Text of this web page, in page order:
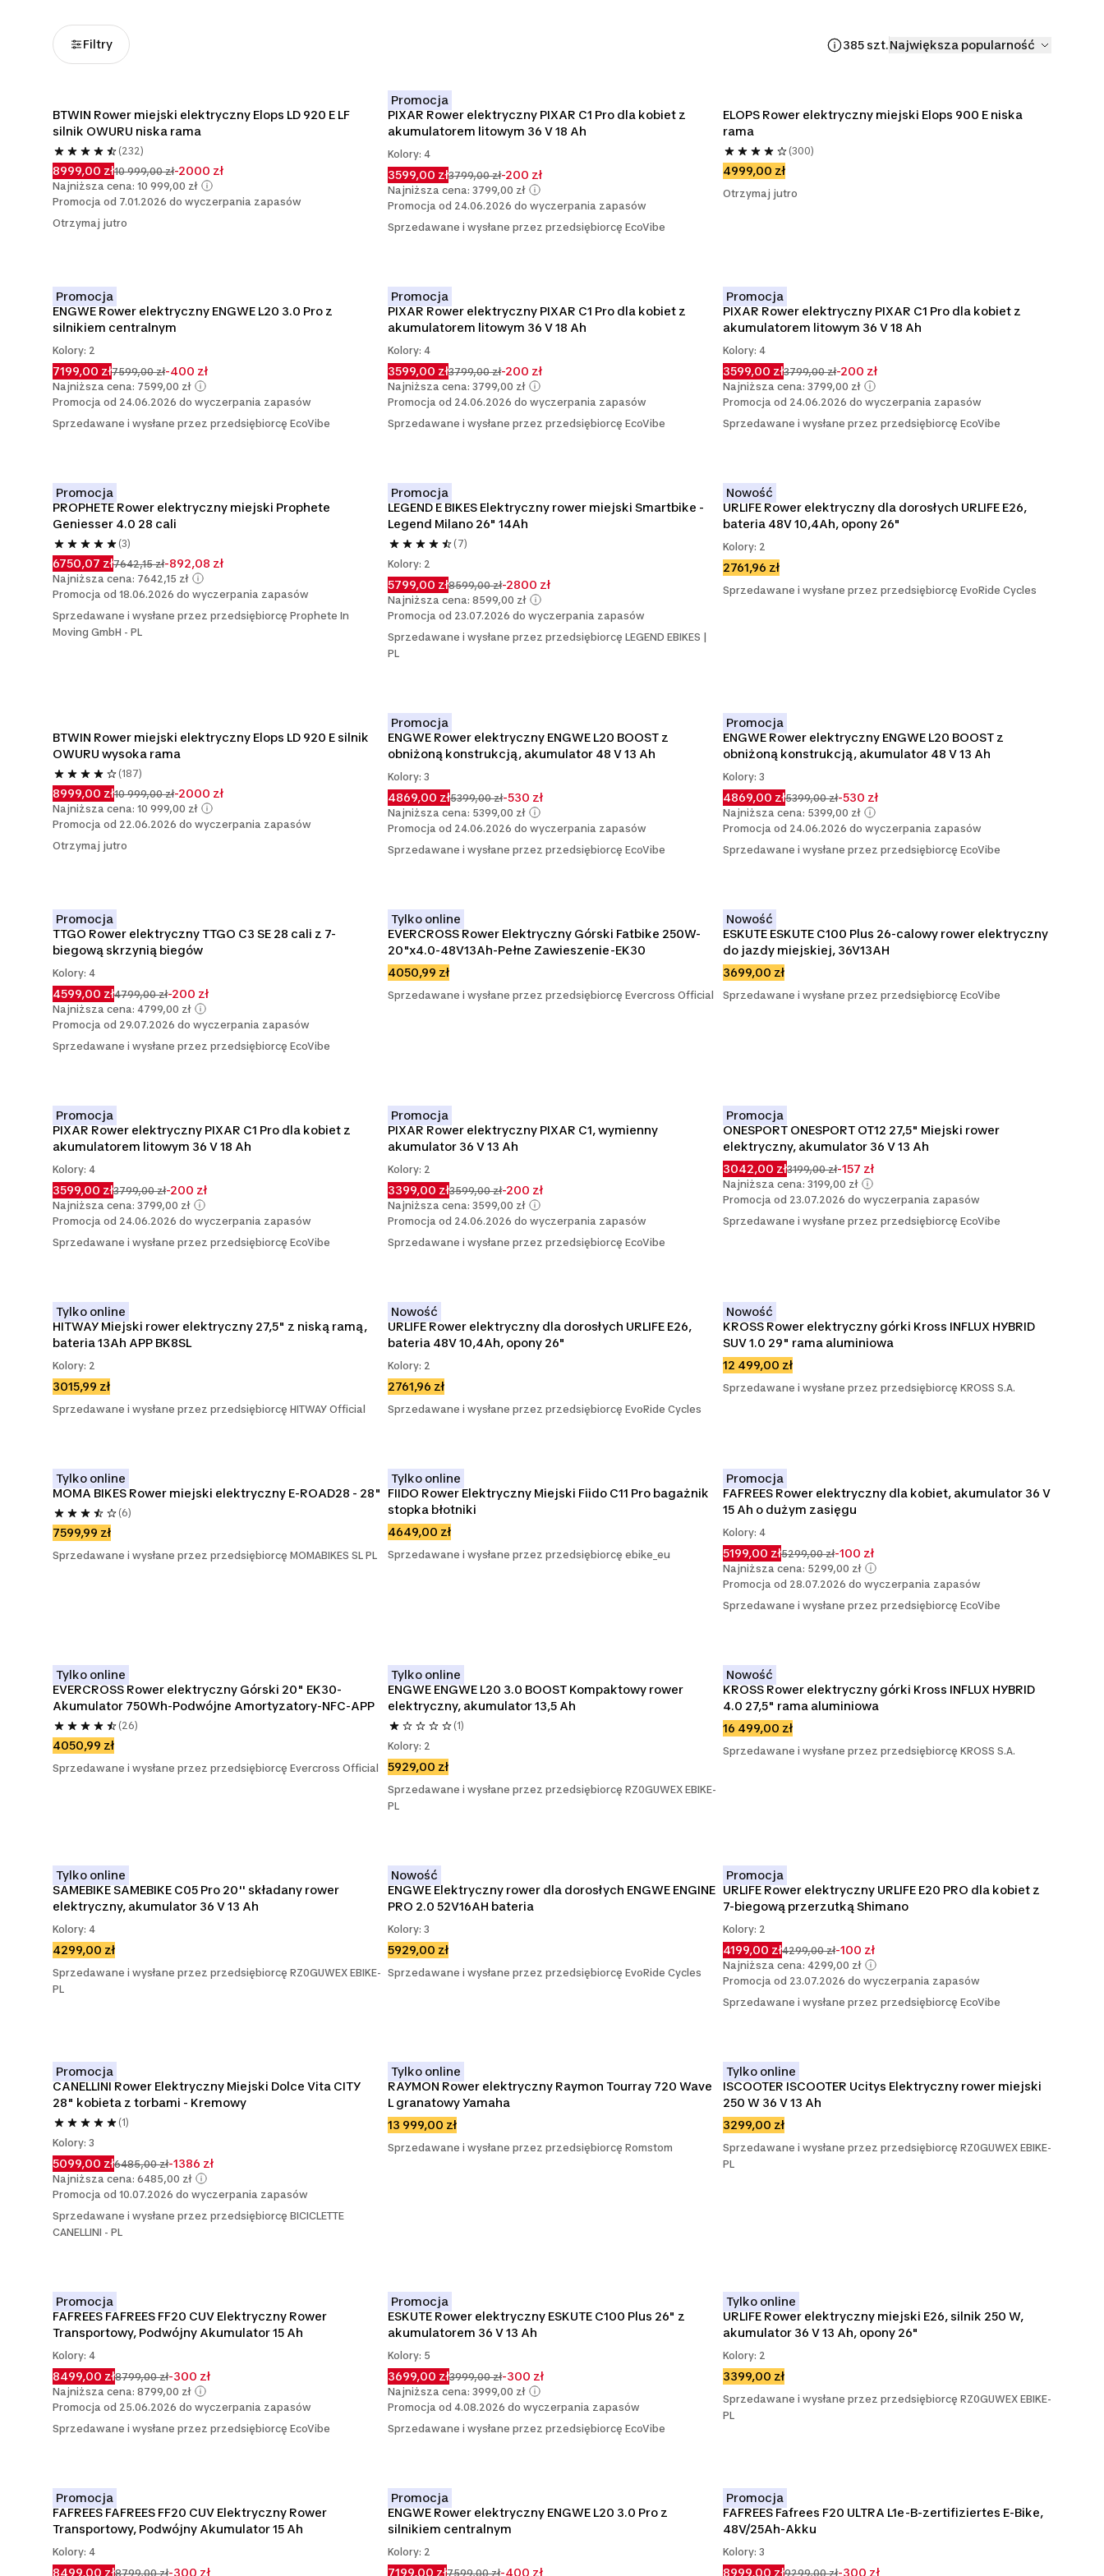
Filtry 385 szt.Największa popularność
BTWIN Rower miejski elektryczny Elops LD 920 E LF
silnik OWURU niska rama
(232)
8999,00 zł10 999,00 zł-2000 zł
Najniższa cena: 10 999,00 zł
Promocja od 7.01.2026 do wyczerpania zapasów
Otrzymaj jutro
Promocja
PIXAR Rower elektryczny PIXAR C1 Pro dla kobiet z
akumulatorem litowym 36 V 18 Ah
Kolory: 4
3599,00 zł3799,00 zł-200 zł
Najniższa cena: 3799,00 zł
Promocja od 24.06.2026 do wyczerpania zapasów
Sprzedawane i wysłane przez przedsiębiorcę EcoVibe
ELOPS Rower elektryczny miejski Elops 900 E niska
rama
(300)
4999,00 zł
Otrzymaj jutro
Promocja
ENGWE Rower elektryczny ENGWE L20 3.0 Pro z
silnikiem centralnym
Kolory: 2
7199,00 zł7599,00 zł-400 zł
Najniższa cena: 7599,00 zł
Promocja od 24.06.2026 do wyczerpania zapasów
Sprzedawane i wysłane przez przedsiębiorcę EcoVibe
Promocja
PIXAR Rower elektryczny PIXAR C1 Pro dla kobiet z
akumulatorem litowym 36 V 18 Ah
Kolory: 4
3599,00 zł3799,00 zł-200 zł
Najniższa cena: 3799,00 zł
Promocja od 24.06.2026 do wyczerpania zapasów
Sprzedawane i wysłane przez przedsiębiorcę EcoVibe
Promocja
PIXAR Rower elektryczny PIXAR C1 Pro dla kobiet z
akumulatorem litowym 36 V 18 Ah
Kolory: 4
3599,00 zł3799,00 zł-200 zł
Najniższa cena: 3799,00 zł
Promocja od 24.06.2026 do wyczerpania zapasów
Sprzedawane i wysłane przez przedsiębiorcę EcoVibe
Promocja
PROPHETE Rower elektryczny miejski Prophete
Geniesser 4.0 28 cali
(3)
6750,07 zł7642,15 zł-892,08 zł
Najniższa cena: 7642,15 zł
Promocja od 18.06.2026 do wyczerpania zapasów
Sprzedawane i wysłane przez przedsiębiorcę Prophete In
Moving GmbH - PL
Promocja
LEGEND E BIKES Elektryczny rower miejski Smartbike -
Legend Milano 26" 14Ah
(7)
Kolory: 2
5799,00 zł8599,00 zł-2800 zł
Najniższa cena: 8599,00 zł
Promocja od 23.07.2026 do wyczerpania zapasów
Sprzedawane i wysłane przez przedsiębiorcę LEGEND EBIKES |
PL
Nowość
URLIFE Rower elektryczny dla dorosłych URLIFE E26,
bateria 48V 10,4Ah, opony 26"
Kolory: 2
2761,96 zł
Sprzedawane i wysłane przez przedsiębiorcę EvoRide Cycles
BTWIN Rower miejski elektryczny Elops LD 920 E silnik
OWURU wysoka rama
(187)
8999,00 zł10 999,00 zł-2000 zł
Najniższa cena: 10 999,00 zł
Promocja od 22.06.2026 do wyczerpania zapasów
Otrzymaj jutro
Promocja
ENGWE Rower elektryczny ENGWE L20 BOOST z
obniżoną konstrukcją, akumulator 48 V 13 Ah
Kolory: 3
4869,00 zł5399,00 zł-530 zł
Najniższa cena: 5399,00 zł
Promocja od 24.06.2026 do wyczerpania zapasów
Sprzedawane i wysłane przez przedsiębiorcę EcoVibe
Promocja
ENGWE Rower elektryczny ENGWE L20 BOOST z
obniżoną konstrukcją, akumulator 48 V 13 Ah
Kolory: 3
4869,00 zł5399,00 zł-530 zł
Najniższa cena: 5399,00 zł
Promocja od 24.06.2026 do wyczerpania zapasów
Sprzedawane i wysłane przez przedsiębiorcę EcoVibe
Promocja
TTGO Rower elektryczny TTGO C3 SE 28 cali z 7-
biegową skrzynią biegów
Kolory: 4
4599,00 zł4799,00 zł-200 zł
Najniższa cena: 4799,00 zł
Promocja od 29.07.2026 do wyczerpania zapasów
Sprzedawane i wysłane przez przedsiębiorcę EcoVibe
Tylko online
EVERCROSS Rower Elektryczny Górski Fatbike 250W-
20"x4.0-48V13Ah-Pełne Zawieszenie-EK30
4050,99 zł
Sprzedawane i wysłane przez przedsiębiorcę Evercross Official
Nowość
ESKUTE ESKUTE C100 Plus 26-calowy rower elektryczny
do jazdy miejskiej, 36V13AH
3699,00 zł
Sprzedawane i wysłane przez przedsiębiorcę EcoVibe
Promocja
PIXAR Rower elektryczny PIXAR C1 Pro dla kobiet z
akumulatorem litowym 36 V 18 Ah
Kolory: 4
3599,00 zł3799,00 zł-200 zł
Najniższa cena: 3799,00 zł
Promocja od 24.06.2026 do wyczerpania zapasów
Sprzedawane i wysłane przez przedsiębiorcę EcoVibe
Promocja
PIXAR Rower elektryczny PIXAR C1, wymienny
akumulator 36 V 13 Ah
Kolory: 2
3399,00 zł3599,00 zł-200 zł
Najniższa cena: 3599,00 zł
Promocja od 24.06.2026 do wyczerpania zapasów
Sprzedawane i wysłane przez przedsiębiorcę EcoVibe
Promocja
ONESPORT ONESPORT OT12 27,5" Miejski rower
elektryczny, akumulator 36 V 13 Ah
3042,00 zł3199,00 zł-157 zł
Najniższa cena: 3199,00 zł
Promocja od 23.07.2026 do wyczerpania zapasów
Sprzedawane i wysłane przez przedsiębiorcę EcoVibe
Tylko online
HITWAY Miejski rower elektryczny 27,5" z niską ramą,
bateria 13Ah APP BK8SL
Kolory: 2
3015,99 zł
Sprzedawane i wysłane przez przedsiębiorcę HITWAY Official
Nowość
URLIFE Rower elektryczny dla dorosłych URLIFE E26,
bateria 48V 10,4Ah, opony 26"
Kolory: 2
2761,96 zł
Sprzedawane i wysłane przez przedsiębiorcę EvoRide Cycles
Nowość
KROSS Rower elektryczny górki Kross INFLUX HYBRID
SUV 1.0 29" rama aluminiowa
12 499,00 zł
Sprzedawane i wysłane przez przedsiębiorcę KROSS S.A.
Tylko online
MOMA BIKES Rower miejski elektryczny E-ROAD28 - 28"
(6)
7599,99 zł
Sprzedawane i wysłane przez przedsiębiorcę MOMABIKES SL PL
Tylko online
FIIDO Rower Elektryczny Miejski Fiido C11 Pro bagażnik
stopka błotniki
4649,00 zł
Sprzedawane i wysłane przez przedsiębiorcę ebike_eu
Promocja
FAFREES Rower elektryczny dla kobiet, akumulator 36 V
15 Ah o dużym zasięgu
Kolory: 4
5199,00 zł5299,00 zł-100 zł
Najniższa cena: 5299,00 zł
Promocja od 28.07.2026 do wyczerpania zapasów
Sprzedawane i wysłane przez przedsiębiorcę EcoVibe
Tylko online
EVERCROSS Rower elektryczny Górski 20" EK30-
Akumulator 750Wh-Podwójne Amortyzatory-NFC-APP
(26)
4050,99 zł
Sprzedawane i wysłane przez przedsiębiorcę Evercross Official
Tylko online
ENGWE ENGWE L20 3.0 BOOST Kompaktowy rower
elektryczny, akumulator 13,5 Ah
(1)
Kolory: 2
5929,00 zł
Sprzedawane i wysłane przez przedsiębiorcę RZ0GUWEX EBIKE-
PL
Nowość
KROSS Rower elektryczny górki Kross INFLUX HYBRID
4.0 27,5" rama aluminiowa
16 499,00 zł
Sprzedawane i wysłane przez przedsiębiorcę KROSS S.A.
Tylko online
SAMEBIKE SAMEBIKE C05 Pro 20'' składany rower
elektryczny, akumulator 36 V 13 Ah
Kolory: 4
4299,00 zł
Sprzedawane i wysłane przez przedsiębiorcę RZ0GUWEX EBIKE-
PL
Nowość
ENGWE Elektryczny rower dla dorosłych ENGWE ENGINE
PRO 2.0 52V16AH bateria
Kolory: 3
5929,00 zł
Sprzedawane i wysłane przez przedsiębiorcę EvoRide Cycles
Promocja
URLIFE Rower elektryczny URLIFE E20 PRO dla kobiet z
7-biegową przerzutką Shimano
Kolory: 2
4199,00 zł4299,00 zł-100 zł
Najniższa cena: 4299,00 zł
Promocja od 23.07.2026 do wyczerpania zapasów
Sprzedawane i wysłane przez przedsiębiorcę EcoVibe
Promocja
CANELLINI Rower Elektryczny Miejski Dolce Vita CITY
28" kobieta z torbami - Kremowy
(1)
Kolory: 3
5099,00 zł6485,00 zł-1386 zł
Najniższa cena: 6485,00 zł
Promocja od 10.07.2026 do wyczerpania zapasów
Sprzedawane i wysłane przez przedsiębiorcę BICICLETTE
CANELLINI - PL
Tylko online
RAYMON Rower elektryczny Raymon Tourray 720 Wave
L granatowy Yamaha
13 999,00 zł
Sprzedawane i wysłane przez przedsiębiorcę Romstom
Tylko online
ISCOOTER ISCOOTER Ucitys Elektryczny rower miejski
250 W 36 V 13 Ah
3299,00 zł
Sprzedawane i wysłane przez przedsiębiorcę RZ0GUWEX EBIKE-
PL
Promocja
FAFREES FAFREES FF20 CUV Elektryczny Rower
Transportowy, Podwójny Akumulator 15 Ah
Kolory: 4
8499,00 zł8799,00 zł-300 zł
Najniższa cena: 8799,00 zł
Promocja od 25.06.2026 do wyczerpania zapasów
Sprzedawane i wysłane przez przedsiębiorcę EcoVibe
Promocja
ESKUTE Rower elektryczny ESKUTE C100 Plus 26" z
akumulatorem 36 V 13 Ah
Kolory: 5
3699,00 zł3999,00 zł-300 zł
Najniższa cena: 3999,00 zł
Promocja od 4.08.2026 do wyczerpania zapasów
Sprzedawane i wysłane przez przedsiębiorcę EcoVibe
Tylko online
URLIFE Rower elektryczny miejski E26, silnik 250 W,
akumulator 36 V 13 Ah, opony 26"
Kolory: 2
3399,00 zł
Sprzedawane i wysłane przez przedsiębiorcę RZ0GUWEX EBIKE-
PL
Promocja
FAFREES FAFREES FF20 CUV Elektryczny Rower
Transportowy, Podwójny Akumulator 15 Ah
Kolory: 4
8499,00 zł8799,00 zł-300 zł
Promocja
ENGWE Rower elektryczny ENGWE L20 3.0 Pro z
silnikiem centralnym
Kolory: 2
7199,00 zł7599,00 zł-400 zł
Promocja
FAFREES Fafrees F20 ULTRA L1e-B-zertifiziertes E-Bike,
48V/25Ah-Akku
Kolory: 3
8999,00 zł9299,00 zł-300 zł